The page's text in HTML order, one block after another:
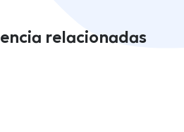
relacionadas